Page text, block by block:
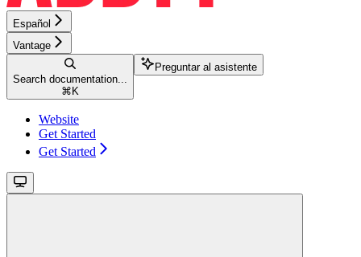
Español
Vantage
Search documentation...
⌘ K
Preguntar al asistente
Website
Get Started
Get Started